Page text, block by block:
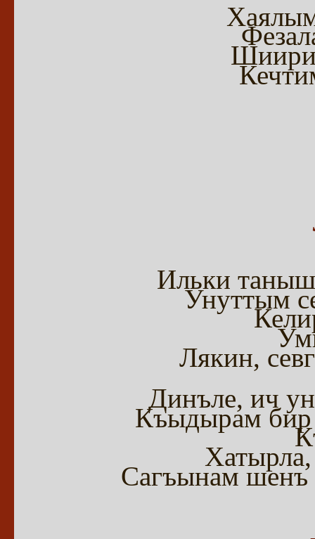
Ильки
Унуттым
Лякин,
Динъле, ич
Къыдырам бир
Сагъынам шенъ